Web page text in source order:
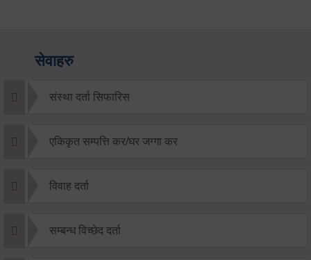
सेवाहरु
संस्था दर्ता सिफारिस
एकिकृत सम्पत्ति कर/घर जग्गा कर
विवाह दर्ता
सम्बन्ध विच्छेद दर्ता